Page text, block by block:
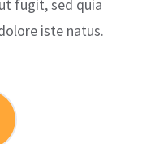
fugit, sed quia
iste natus.